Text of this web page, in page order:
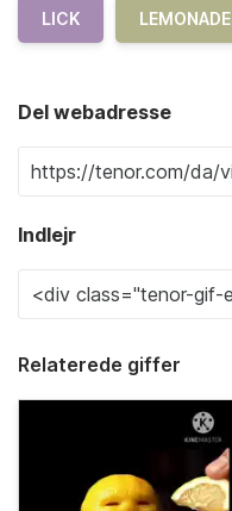
LICK LEMONADE
Del webadresse
Indlejr
Relaterede giffer